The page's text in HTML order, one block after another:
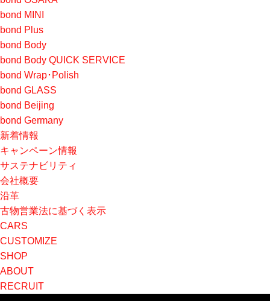
bond MINI
bond Plus
bond Body
bond Body QUICK SERVICE
bond Wrap･Polish
bond GLASS
bond Beijing
bond Germany
新着情報
キャンペーン情報
サステナビリティ
会社概要
沿革
古物営業法に基づく表示
CARS
CUSTOMIZE
SHOP
ABOUT
RECRUIT